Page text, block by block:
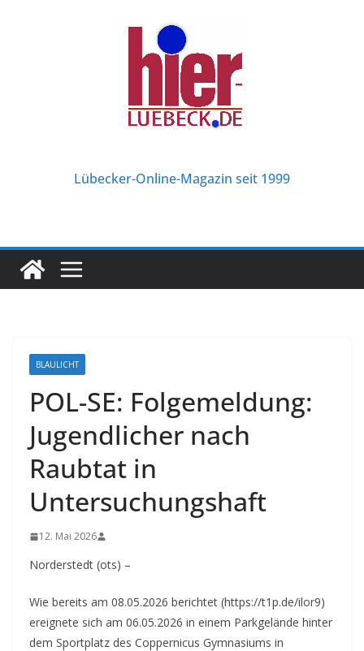
Lübecker-Online-Magazin seit 1999
BLAULICHT
POL-SE: Folgemeldung:
Jugendlicher nach
Raubtat in
Untersuchungshaft
12. Mai 2026
Norderstedt (ots) –
Wie bereits am 08.05.2026 berichtet (https://t1p.de/ilor9)
ereignete sich am 06.05.2026 in einem Parkgelände hinter
dem Sportplatz des Coppernicus Gymnasiums in